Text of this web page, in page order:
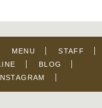
MENU
STAFF
BLOG